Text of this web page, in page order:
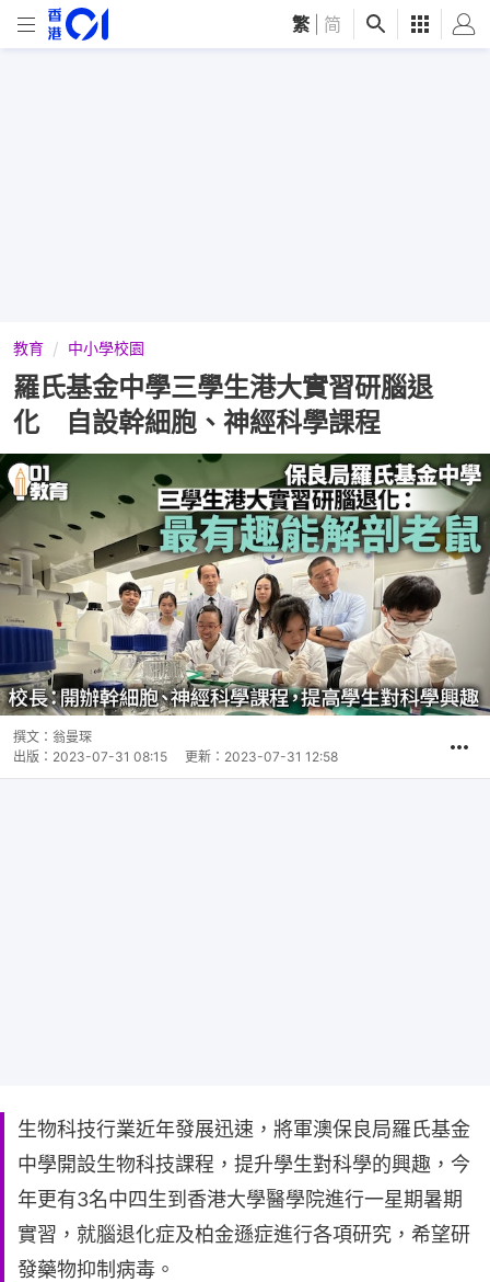
繁 简
教育 中小學校園
羅氏基金中學三學生港大實習研腦退
化 自設幹細胞、神經科學課程
撰文： 翁曼琛
出版： 2023-07-31 08:15 更新： 2023-07-31 12:58
生物科技行業近年發展迅速，將軍澳保良局羅氏基金
中學開設生物科技課程，提升學生對科學的興趣，今
年更有3名中四生到香港大學醫學院進行一星期暑期
實習，就腦退化症及柏金遜症進行各項研究，希望研
發藥物抑制病毒。